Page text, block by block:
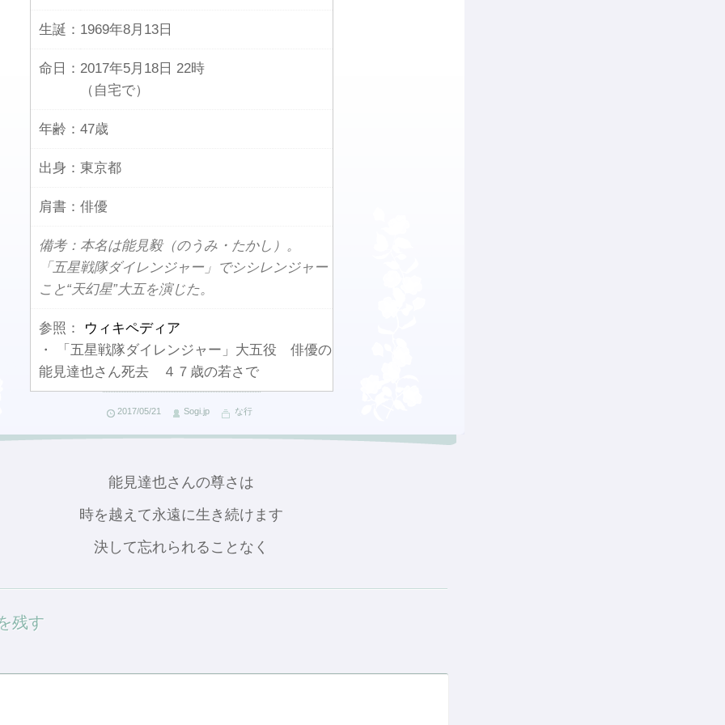
生誕： 1969年8月13日
命日： 2017年5月18日 22時
（自宅で）
年齢： 47歳
出身： 東京都
肩書： 俳優
備考：本名は能見毅（のうみ・たかし）。
「五星戦隊ダイレンジャー」でシシレンジャー
こと“天幻星”大五を演じた。
参照：
ウィキペディア
・ 「五星戦隊ダイレンジャー」大五役 俳優の
能見達也さん死去 ４７歳の若さで
2017/05/21 Sogi.jp な行
能見達也さんの尊さは
時を越えて永遠に生き続けます
決して忘れられることなく
残す